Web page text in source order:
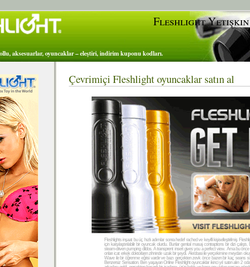
Fleshlight
aksesuarlar, oyuncaklar – eleştiri, indirim kuponu kodları.
Çevrimiçi Fleshlight oyuncaklar satın al
Fleshlights inşaat bu üç hızlı adımlar sonra hedef rached ve keyifli kişiselleştirilmiş
için karşılaştırılabilir bir oyuncak olurdu. Bunlar genital masaj contraptions bir dizi
steam-driven pumping dildos. A transprent insert gives you a perfect view. Ama bu önce
onları icat erkek doktorların zihninde uzak bir şeydi. Akrobasi ile yerçekimine meydan
Wave ile bir öğrenme eğrisi vardır ve bazı gerçekten zevk önce bazen bir kaç seans
Benzersiz Sensation. Ben yaşayan Online Fleshlight oyuncaklar ikinci yıl satın alın 2